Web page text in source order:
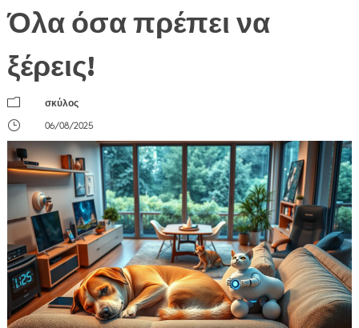
Όλα όσα πρέπει να
ξέρεις!
m
σκύλος
}
06/08/2025